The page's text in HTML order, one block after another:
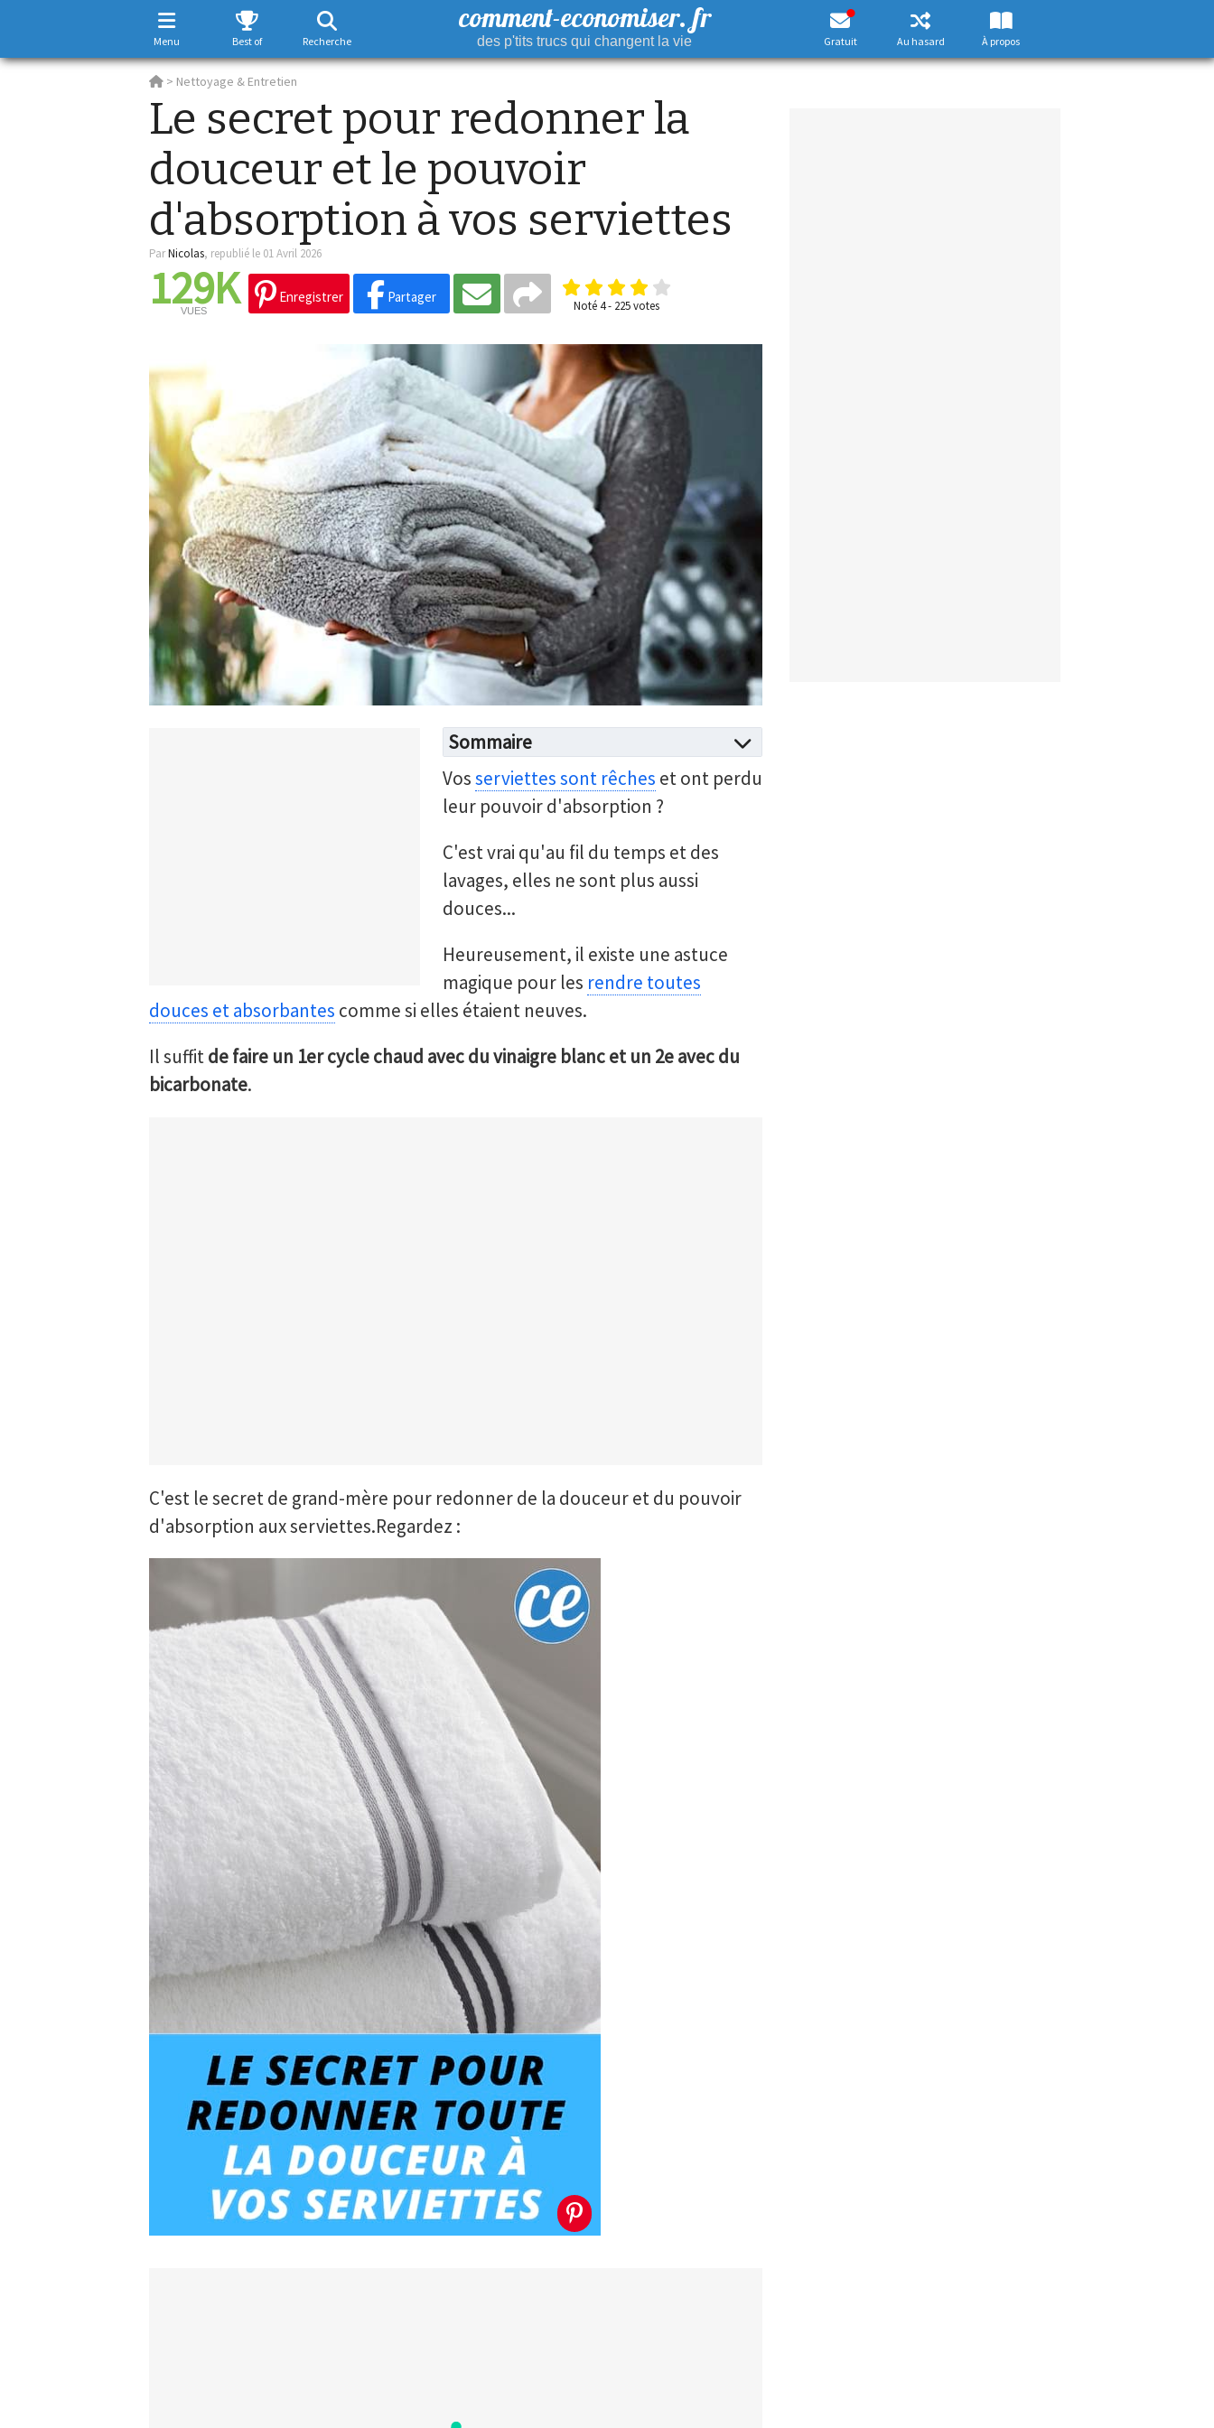
Menu Best of Recherche
comment-economiser. fr
des p'tits trucs qui changent la vie Gratuit Au hasard À propos
> Nettoyage & Entretien
Le secret pour redonner la
douceur et le pouvoir
d'absorption à vos serviettes
ParNicolas, republié le 01 Avril 2026
129K
VUES
Enregistrer Partager
Noté4- 225 votes
Sommaire
Vosserviettes sont rêches et ont perdu
leur pouvoir d'absorption ?
C'est vrai qu'au fil du temps et des
lavages, elles ne sont plus aussi
douces...
Heureusement, il existe une astuce
magique pour les rendre toutes
douces et absorbantes comme si elles étaient neuves.
Il suffitde faire un 1er cycle chaud avec du vinaigre blanc et un 2e avec du
bicarbonate.
C'est le secret de grand-mère pour redonner de la douceur et du pouvoir
d'absorption aux serviettes.Regardez :